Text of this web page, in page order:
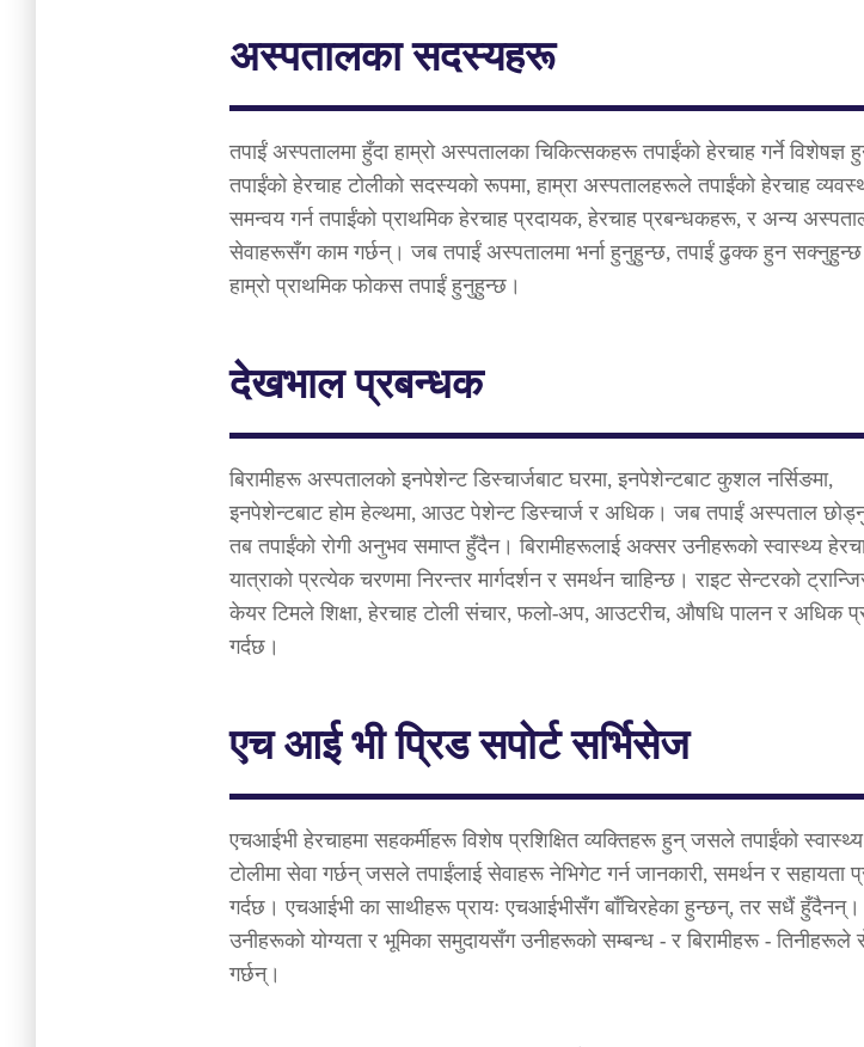
अस्पतालका सदस्यहरू
तपाईं अस्पतालमा हुँदा हाम्रो अस्पतालका चिकित्सकहरू तपाईंको हेरचाह गर्ने विशेषज्ञ
तपाईंको हेरचाह टोलीको सदस्यको रूपमा, हाम्रा अस्पतालहरूले तपाईंको हेरचाह
समन्वय गर्न तपाईंको प्राथमिक हेरचाह प्रदायक, हेरचाह प्रबन्धकहरू, र अन्य
सेवाहरूसँग काम गर्छन्। जब तपाईं अस्पतालमा भर्ना हुनुहुन्छ, तपाईं ढुक्क हुन
हाम्रो प्राथमिक फोकस तपाईं हुनुहुन्छ।
देखभाल प्रबन्धक
बिरामीहरू अस्पतालको इनपेशेन्ट डिस्चार्जबाट घरमा, इनपेशेन्टबाट कुशल नर्सिङमा,
इनपेशेन्टबाट होम हेल्थमा, आउट पेशेन्ट डिस्चार्ज र अधिक। जब तपाईं अस्पताल
तब तपाईंको रोगी अनुभव समाप्त हुँदैन। बिरामीहरूलाई अक्सर उनीहरूको स्वास्थ्य
यात्राको प्रत्येक चरणमा निरन्तर मार्गदर्शन र समर्थन चाहिन्छ। राइट सेन्टरको
केयर टिमले शिक्षा, हेरचाह टोली संचार, फलो-अप, आउटरीच, औषधि पालन र अधिक
गर्दछ।
एच आई भी पि्रड सपोर्ट सर्भिसेज
एचआईभी हेरचाहमा सहकर्मीहरू विशेष प्रशिक्षित व्यक्तिहरू हुन् जसले तपाईंको
टोलीमा सेवा गर्छन् जसले तपाईंलाई सेवाहरू नेभिगेट गर्न जानकारी, समर्थन र सहायता
गर्दछ। एचआईभी का साथीहरू प्रायः एचआईभीसँग बाँचिरहेका हुन्छन्, तर सधैं हुँदैनन्।
उनीहरूको योग्यता र भूमिका समुदायसँग उनीहरूको सम्बन्ध - र बिरामीहरू - तिनीहरूले
गर्छन्।